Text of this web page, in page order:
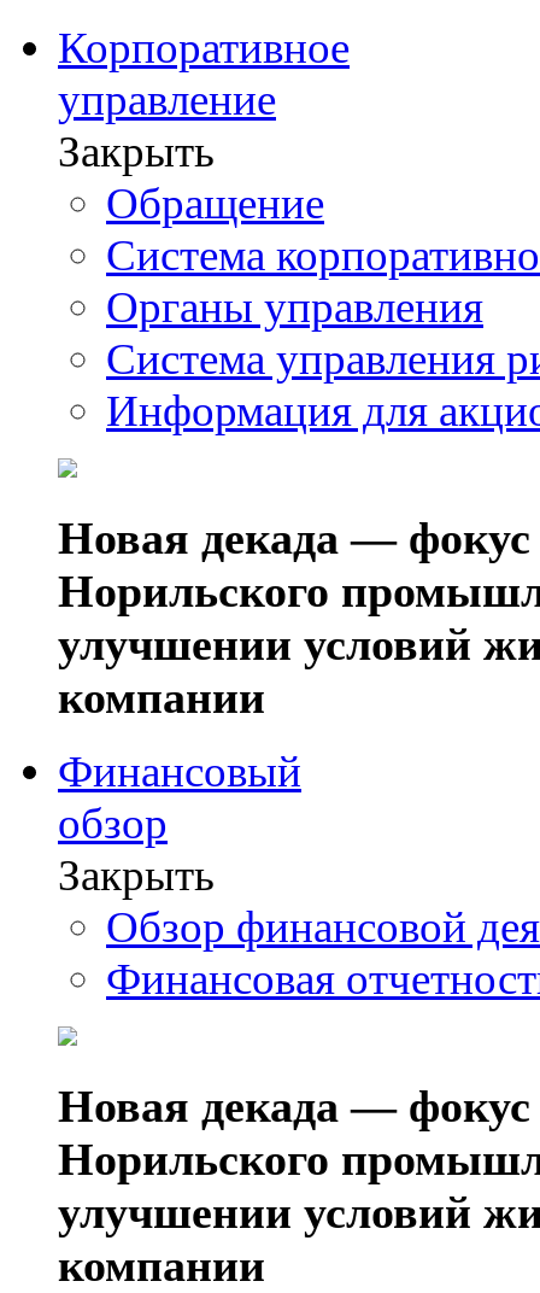
Корпоративное
управление
Закрыть
Обращение
Система
Органы управления
Система управления
Информация для
Новая декада — фокус
Норильского
улучшении условий
компании
Финансовый
обзор
Закрыть
Обзор финансовой
Финансовая
Новая декада — фокус
Норильского
улучшении условий
компании